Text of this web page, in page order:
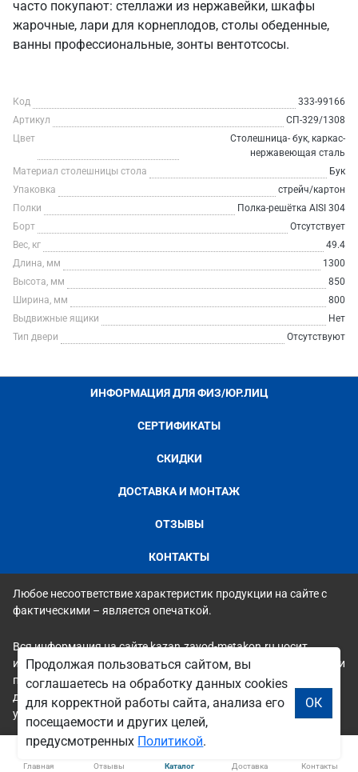
часто покупают: стеллажи из нержавейки, шкафы
жарочные, лари для корнеплодов, столы обеденные,
ванны профессиональные, зонты вентотсосы.
Код
333-99166
Артикул
СП-329/1308
Цвет
Столешница- бук, каркас-
нержавеющая сталь
Материал столешницы стола
Бук
Упаковка
стрейч/картон
Полки
Полка-решётка AISI 304
Борт
Отсутствует
Вес, кг
49.4
Длина, мм
1300
Высота, мм
850
Ширина, мм
800
Выдвижные ящики
Нет
Тип двери
Отсутствуют
ИНФОРМАЦИЯ ДЛЯ ФИЗ/ЮР.ЛИЦ
СЕРТИФИКАТЫ
СКИДКИ
ДОСТАВКА И МОНТАЖ
ОТЗЫВЫ
КОНТАКТЫ
Любое несоответствие характеристик продукции на сайте с
фактическими – является опечаткой.
Вся информация на сайте kazan.zavod-metakon.ru носит
исключительно ознакомительный и справочный характер и ни
при каких условиях не является публичной офертой. Всю
дополнительную информацию можно узнать по телефонам
указанным на сайте.
Главная Отзывы Каталог Доставка Контакты
Продолжая пользоваться сайтом, вы
соглашаетесь на обработку данных cookies
для корректной работы сайта, анализа его
посещаемости и других целей,
предусмотренных Политикой.
ОК